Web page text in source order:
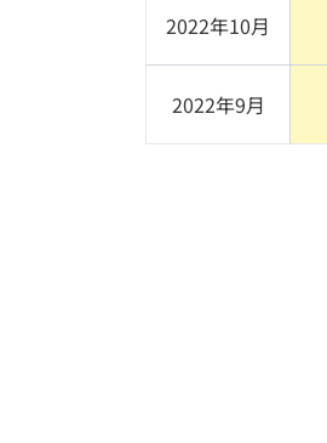
2022年10月
2022年9月